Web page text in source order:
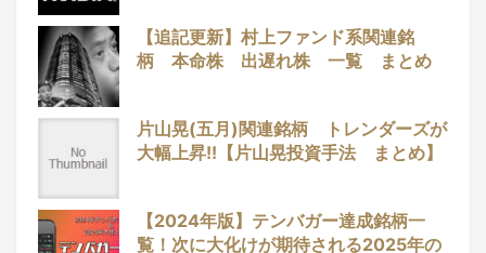
【追記更新】村上ファンド系関連銘
柄 本命株 出遅れ株 一覧 まとめ
片山晃(五月)関連銘柄 トレンダーズが
大幅上昇!!【片山晃投資手法 まとめ】
【2024年版】テンバガー達成銘柄一
覧！次に大化けが期待される2025年の